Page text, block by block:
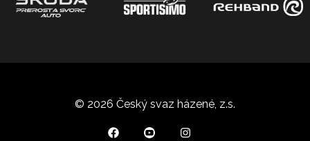
© 2026 Český svaz házené, z.s.